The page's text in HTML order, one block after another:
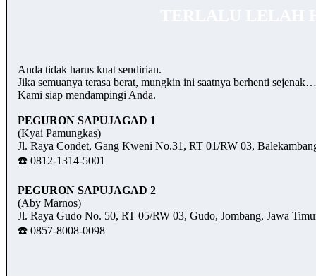
Anda tidak harus kuat sendirian.
Jika semuanya terasa berat, mungkin ini saatnya berhenti
Kami siap mendampingi Anda.
PEGURON SAPUJAGAD 1
(Kyai Pamungkas)
Jl. Raya Condet, Gang Kweni No.31, RT 01/RW 03,
☎️ 0812-1314-5001
PEGURON SAPUJAGAD 2
(Aby Marnos)
Jl. Raya Gudo No. 50, RT 05/RW 03, Gudo, Jombang, Jawa
☎️ 0857-8008-0098